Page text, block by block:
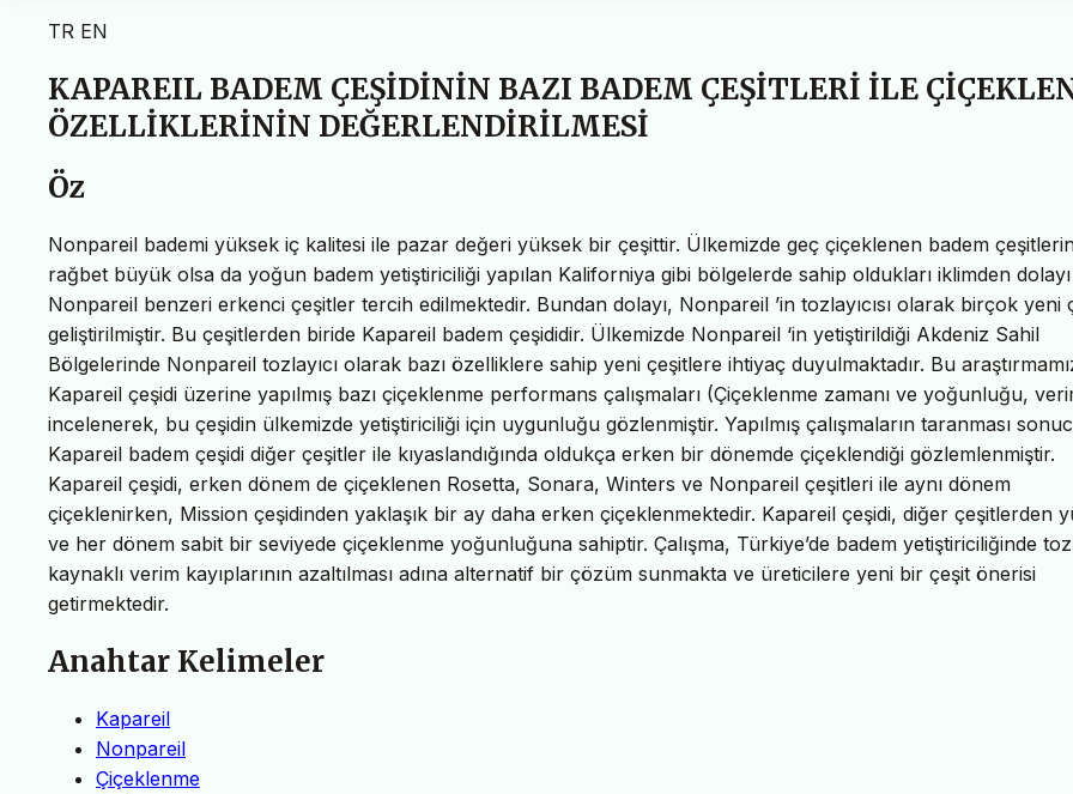
TR EN
KAPAREIL BADEM ÇEŞİDİNİN BAZI BADEM ÇEŞİTLERİ İLE
ÖZELLİKLERİNİN DEĞERLENDİRİLMESİ
Öz
Nonpareil bademi yüksek iç kalitesi ile pazar değeri yüksek bir çeşittir. Ülkemizde geç çiçeklenen badem
rağbet büyük olsa da yoğun badem yetiştiriciliği yapılan Kaliforniya gibi bölgelerde sahip oldukları iklimden dolayı
Nonpareil benzeri erkenci çeşitler tercih edilmektedir. Bundan dolayı, Nonpareil ’in tozlayıcısı olarak birçok yeni
geliştirilmiştir. Bu çeşitlerden biride Kapareil badem çeşididir. Ülkemizde Nonpareil ‘in yetiştirildiği Akdeniz Sahil
Bölgelerinde Nonpareil tozlayıcı olarak bazı özelliklere sahip yeni çeşitlere ihtiyaç duyulmaktadır. Bu
Kapareil çeşidi üzerine yapılmış bazı çiçeklenme performans çalışmaları (Çiçeklenme zamanı ve yoğunluğu,
incelenerek, bu çeşidin ülkemizde yetiştiriciliği için uygunluğu gözlenmiştir. Yapılmış çalışmaların taranması
Kapareil badem çeşidi diğer çeşitler ile kıyaslandığında oldukça erken bir dönemde çiçeklendiği gözlemlenmiştir.
Kapareil çeşidi, erken dönem de çiçeklenen Rosetta, Sonara, Winters ve Nonpareil çeşitleri ile aynı dönem
çiçeklenirken, Mission çeşidinden yaklaşık bir ay daha erken çiçeklenmektedir. Kapareil çeşidi, diğer çeşitlerden
ve her dönem sabit bir seviyede çiçeklenme yoğunluğuna sahiptir. Çalışma, Türkiye’de badem yetiştiriciliğinde
kaynaklı verim kayıplarının azaltılması adına alternatif bir çözüm sunmakta ve üreticilere yeni bir çeşit önerisi
getirmektedir.
Anahtar Kelimeler
Kapareil
Nonpareil
Çiçeklenme